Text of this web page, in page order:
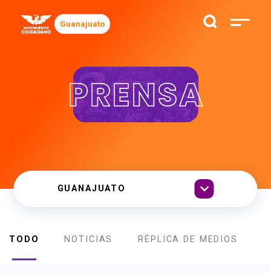
Guanajuato
PRENSA
TODO NOTICIAS RÉPLICA DE MEDIOS